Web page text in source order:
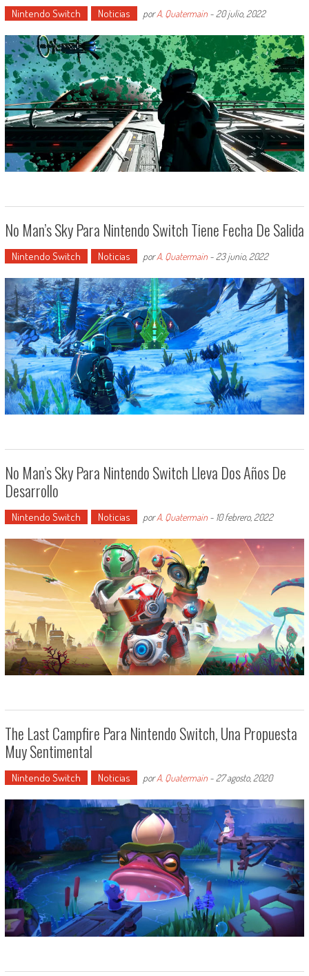
Nintendo Switch Noticias porA. Quatermain- 20 julio, 2022
No Man’s Sky Para Nintendo Switch Tiene Fecha De Salida
Nintendo Switch Noticias porA. Quatermain- 23 junio, 2022
No Man’s Sky Para Nintendo Switch Lleva Dos Años De
Desarrollo
Nintendo Switch Noticias porA. Quatermain- 10 febrero, 2022
The Last Campfire Para Nintendo Switch, Una Propuesta
Muy Sentimental
Nintendo Switch Noticias porA. Quatermain-27 agosto, 2020